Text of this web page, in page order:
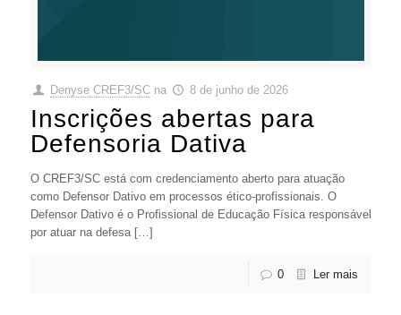
Denyse CREF3/SC na 8 de junho de 2026
Inscrições abertas para
Defensoria Dativa
O CREF3/SC está com credenciamento aberto para atuação
como Defensor Dativo em processos ético-profissionais. O
Defensor Dativo é o Profissional de Educação Física responsável
por atuar na defesa […]
0 Ler mais